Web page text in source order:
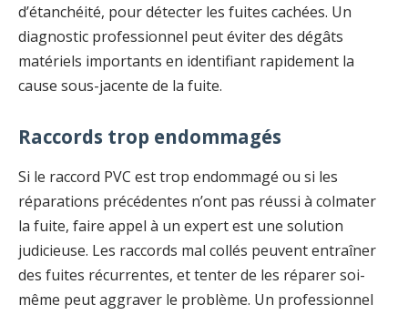
d’étanchéité, pour détecter les fuites cachées. Un
diagnostic professionnel peut éviter des dégâts
matériels importants en identifiant rapidement la
cause sous-jacente de la fuite.
Raccords trop endommagés
Si le raccord PVC est trop endommagé ou si les
réparations précédentes n’ont pas réussi à colmater
la fuite, faire appel à un expert est une solution
judicieuse. Les raccords mal collés peuvent entraîner
des fuites récurrentes, et tenter de les réparer soi-
même peut aggraver le problème. Un professionnel